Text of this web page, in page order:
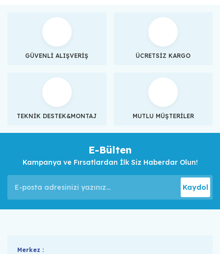
GÜVENLİ ALIŞVERİŞ ÜCRETSİZ KARGO
TEKNİK DESTEK&MONTAJ MUTLU MÜŞTERİLER
E-Bülten
Kampanya ve Fırsatlardan İlk Siz Haberdar Olun!
Kaydol
Merkez :